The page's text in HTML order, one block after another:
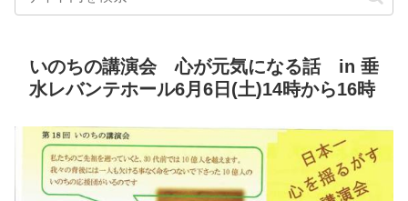
いのちの講演会 心が元気になる話 in 垂
水レバンテホール6月6日(土)14時から16時